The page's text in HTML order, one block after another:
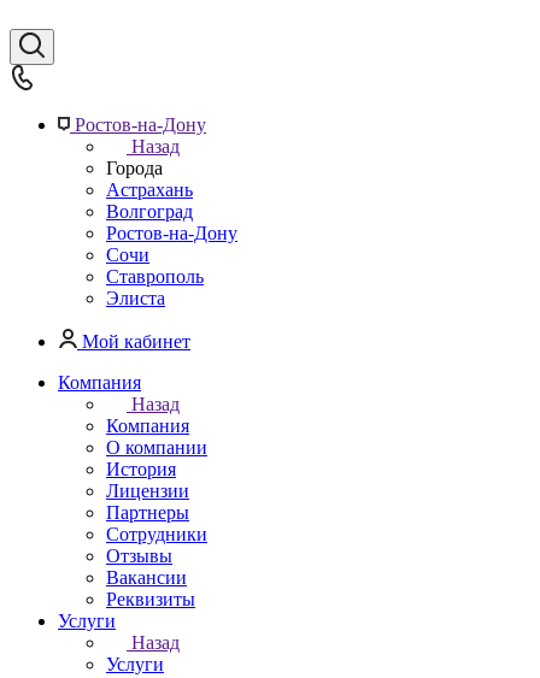
Ростов-на-Дону
Назад
Города
Астрахань
Волгоград
Ростов-на-Дону
Сочи
Ставрополь
Элиста
Мой кабинет
Компания
Назад
Компания
О компании
История
Лицензии
Партнеры
Сотрудники
Отзывы
Вакансии
Реквизиты
Услуги
Назад
Услуги